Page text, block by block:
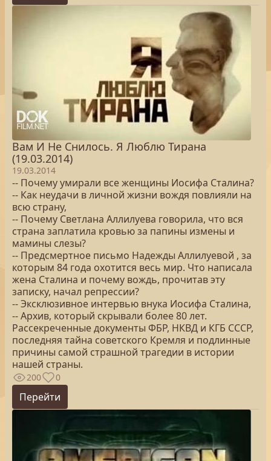
Вам И Не Снилось. Я Люблю Тирана
(19.03.2014)
19.03.2014
-- Почему умирали все женщины Иосифа Сталина?
-- Как неудачи в личной жизни вождя повлияли на
всю страну,
-- Почему Светлана Аллилуева говорила, что вся
страна заплатила кровью за папины измены и
мамины слезы?
-- Предсмертное письмо Надежды Аллилуевой , за
которым 84 года охотится весь мир. Что написала
жена Сталина и почему вождь, прочитав эту
записку, начал репрессии?
-- Эксклюзивное интервью внука Иосифа Сталина,
-- Архив, который скрывали более 80 лет.
Рассекреченные документы ФБР, НКВД и КГБ СССР,
последняя тайна советского Кремля и подлинные
причины самой страшной трагедии в истории
нашей страны.
200 0
Перейти